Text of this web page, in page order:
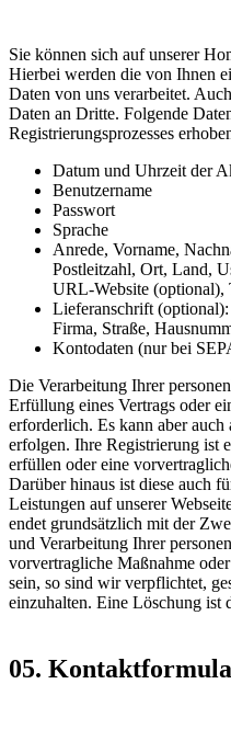
Sie können sich auf unserer
Hierbei werden die von Ihnen
Daten von uns verarbeitet.
Daten an Dritte. Folgende
Registrierungsprozesses
Datum und Uhrzeit der
Benutzername
Passwort
Sprache
Anrede, Vorname,
Postleitzahl, Ort, Land,
URL-Website (optional),
Lieferanschrift
Firma, Straße,
Kontodaten (nur bei
Die Verarbeitung Ihrer
Erfüllung eines Vertrags oder
erforderlich. Es kann aber
erfolgen. Ihre Registrierung ist
erfüllen oder eine
Darüber hinaus ist diese auch
Leistungen auf unserer
endet grundsätzlich mit der
und Verarbeitung Ihrer
vorvertragliche Maßnahme
sein, so sind wir verpflichtet,
einzuhalten. Eine Löschung ist
05.